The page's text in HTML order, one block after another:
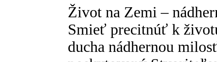
Život na Zemi –
Smieť precitnúť k
ducha nádhernou